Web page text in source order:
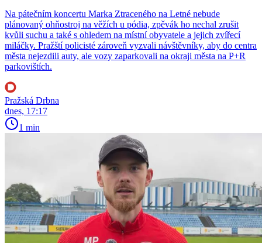
Na pátečním koncertu Marka Ztraceného na Letné nebude
plánovaný ohňostroj na věžích u pódia, zpěvák ho nechal zrušit
kvůli suchu a také s ohledem na místní obyvatele a jejich zvířecí
miláčky. Pražští policisté zároveň vyzvali návštěvníky, aby do centra
města nejezdili auty, ale vozy zaparkovali na okraji města na P+R
parkovištích.
Pražská Drbna
dnes, 17:17
1 min